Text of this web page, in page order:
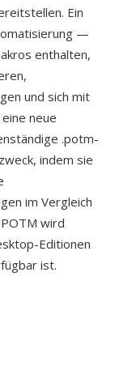
Ein
—
enthalten,
und sich mit
neue
.potm-
indem sie
im Vergleich
wird
Editionen
ist.